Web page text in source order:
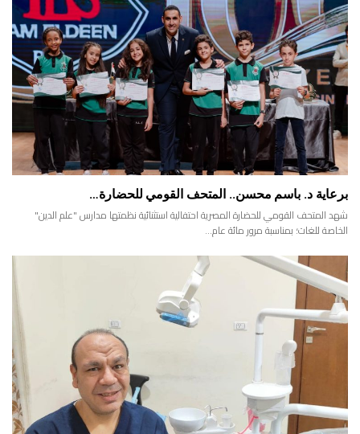
برعاية د. باسم محسن.. المتحف القومي للحضارة…
شهد المتحف القومي للحضارة المصرية احتفالية استثنائية نظمتها مدارس "علم الدين"
الخاصة للغات؛ بمناسبة مرور مائة عام…